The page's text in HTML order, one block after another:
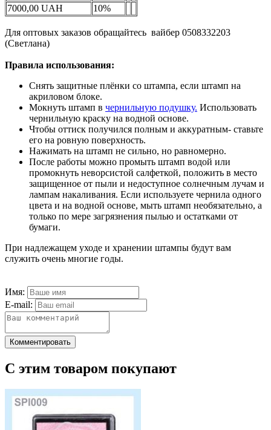
7000,00 UAH
10%
Для оптовых заказов обращайтесь вайбер 0508332203
(Светлана)
Правила использования:
Снять защитные плёнки со штампа, если штамп на
акриловом блоке.
Мокнуть штамп в чернильную подушку. Использовать
чернильную краску на водной основе.
Чтобы оттиск получился полным и аккуратным- ставьте
его на ровную поверхность.
Нажимать на штамп не сильно, но равномерно.
После работы можно промыть штамп водой или
промокнуть неворсистой салфеткой, положить в место
защищенное от пыли и недоступное солнечным лучам и
лампам накаливания. Если используете чернила одного
цвета и на водной основе, мыть штамп необязательно, а
только по мере загрязнения пылью и остатками от
бумаги.
При надлежащем уходе и хранении штампы будут вам
служить очень многие годы.
Имя:
E-mail:
Комментировать
С этим товаром покупают